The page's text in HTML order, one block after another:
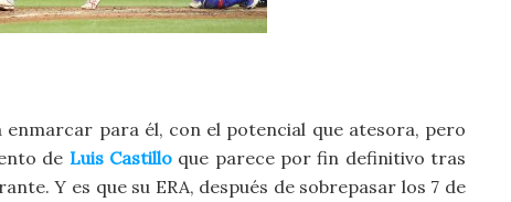
enmarcar para él, con el potencial que atesora, pero
de Luis Castilloque parece por fin definitivo tras
Y es que su ERA, después de sobrepasar los 7 de